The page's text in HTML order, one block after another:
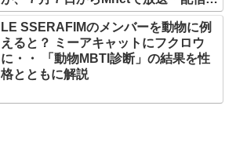
タート
LE SSERAFIMのメンバーを動物に例
えると？ ミーアキャットにフクロウ
に・・ 「動物MBTI診断」の結果を性
格とともに解説